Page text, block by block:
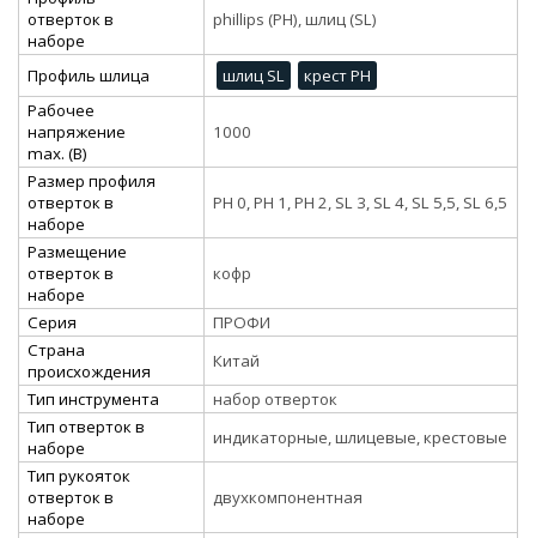
отверток в
наборе
phillips (PH), шлиц (SL)
Профиль шлица шлиц SL
крест PH
Рабочее
напряжение
max. (В)
1000
Размер профиля
отверток в
наборе
PH 0, PH 1, PH 2, SL 3, SL 4, SL 5,5, SL 6,5
Размещение
отверток в
наборе
кофр
Серия
ПРОФИ
Страна
происхождения
Китай
Тип инструмента
набор отверток
Тип отверток в
наборе
индикаторные, шлицевые, крестовые
Тип рукояток
отверток в
наборе
двухкомпонентная